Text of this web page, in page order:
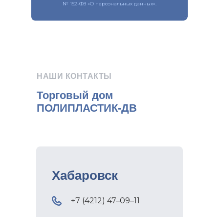
№ 152-ФЗ «О персональных данных».
НАШИ КОНТАКТЫ
Торговый дом
ПОЛИПЛАСТИК-ДВ
Хабаровск
+7 (4212) 47–09–11